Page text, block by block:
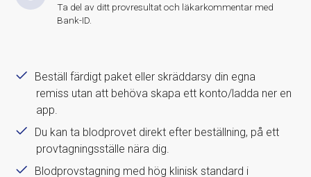
Ta del av ditt provresultat och läkarkommentar med
Bank-ID.
Beställ färdigt paket eller skräddarsy din egna
remiss utan att behöva skapa ett konto/ladda ner en
app.
Du kan ta blodprovet direkt efter beställning, på ett
provtagningsställe nära dig.
Blodprovstagning med hög klinisk standard i